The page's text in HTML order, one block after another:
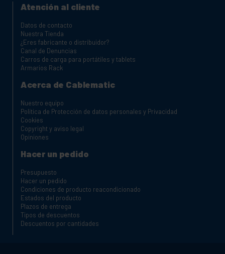
Atención al cliente
Datos de contacto
Nuestra Tienda
¿Eres fabricante o distribuidor?
Canal de Denuncias
Carros de carga para portátiles y tablets
Armarios Rack
Acerca de Cablematic
Nuestro equipo
Política de Protección de datos personales y Privacidad
Cookies
Copyright y aviso legal
Opiniones
Hacer un pedido
Presupuesto
Hacer un pedido
Condiciones de producto reacondicionado
Estados del producto
Plazos de entrega
Tipos de descuentos
Descuentos por cantidades